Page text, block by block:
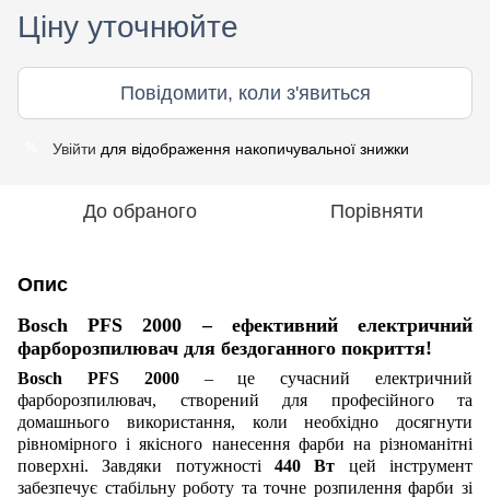
Ціну уточнюйте
Повідомити, коли з'явиться
Увійти для відображення накопичувальної знижки
До обраного Порівняти
Опис
Bosch PFS 2000 – ефективний електричний
фарборозпилювач для бездоганного покриття!
Bosch PFS 2000– це сучасний електричний
фарборозпилювач, створений для професійного та
домашнього використання, коли необхідно досягнути
рівномірного і якісного нанесення фарби на різноманітні
поверхні. Завдяки потужності 440 Вт цей інструмент
забезпечує стабільну роботу та точне розпилення фарби зі